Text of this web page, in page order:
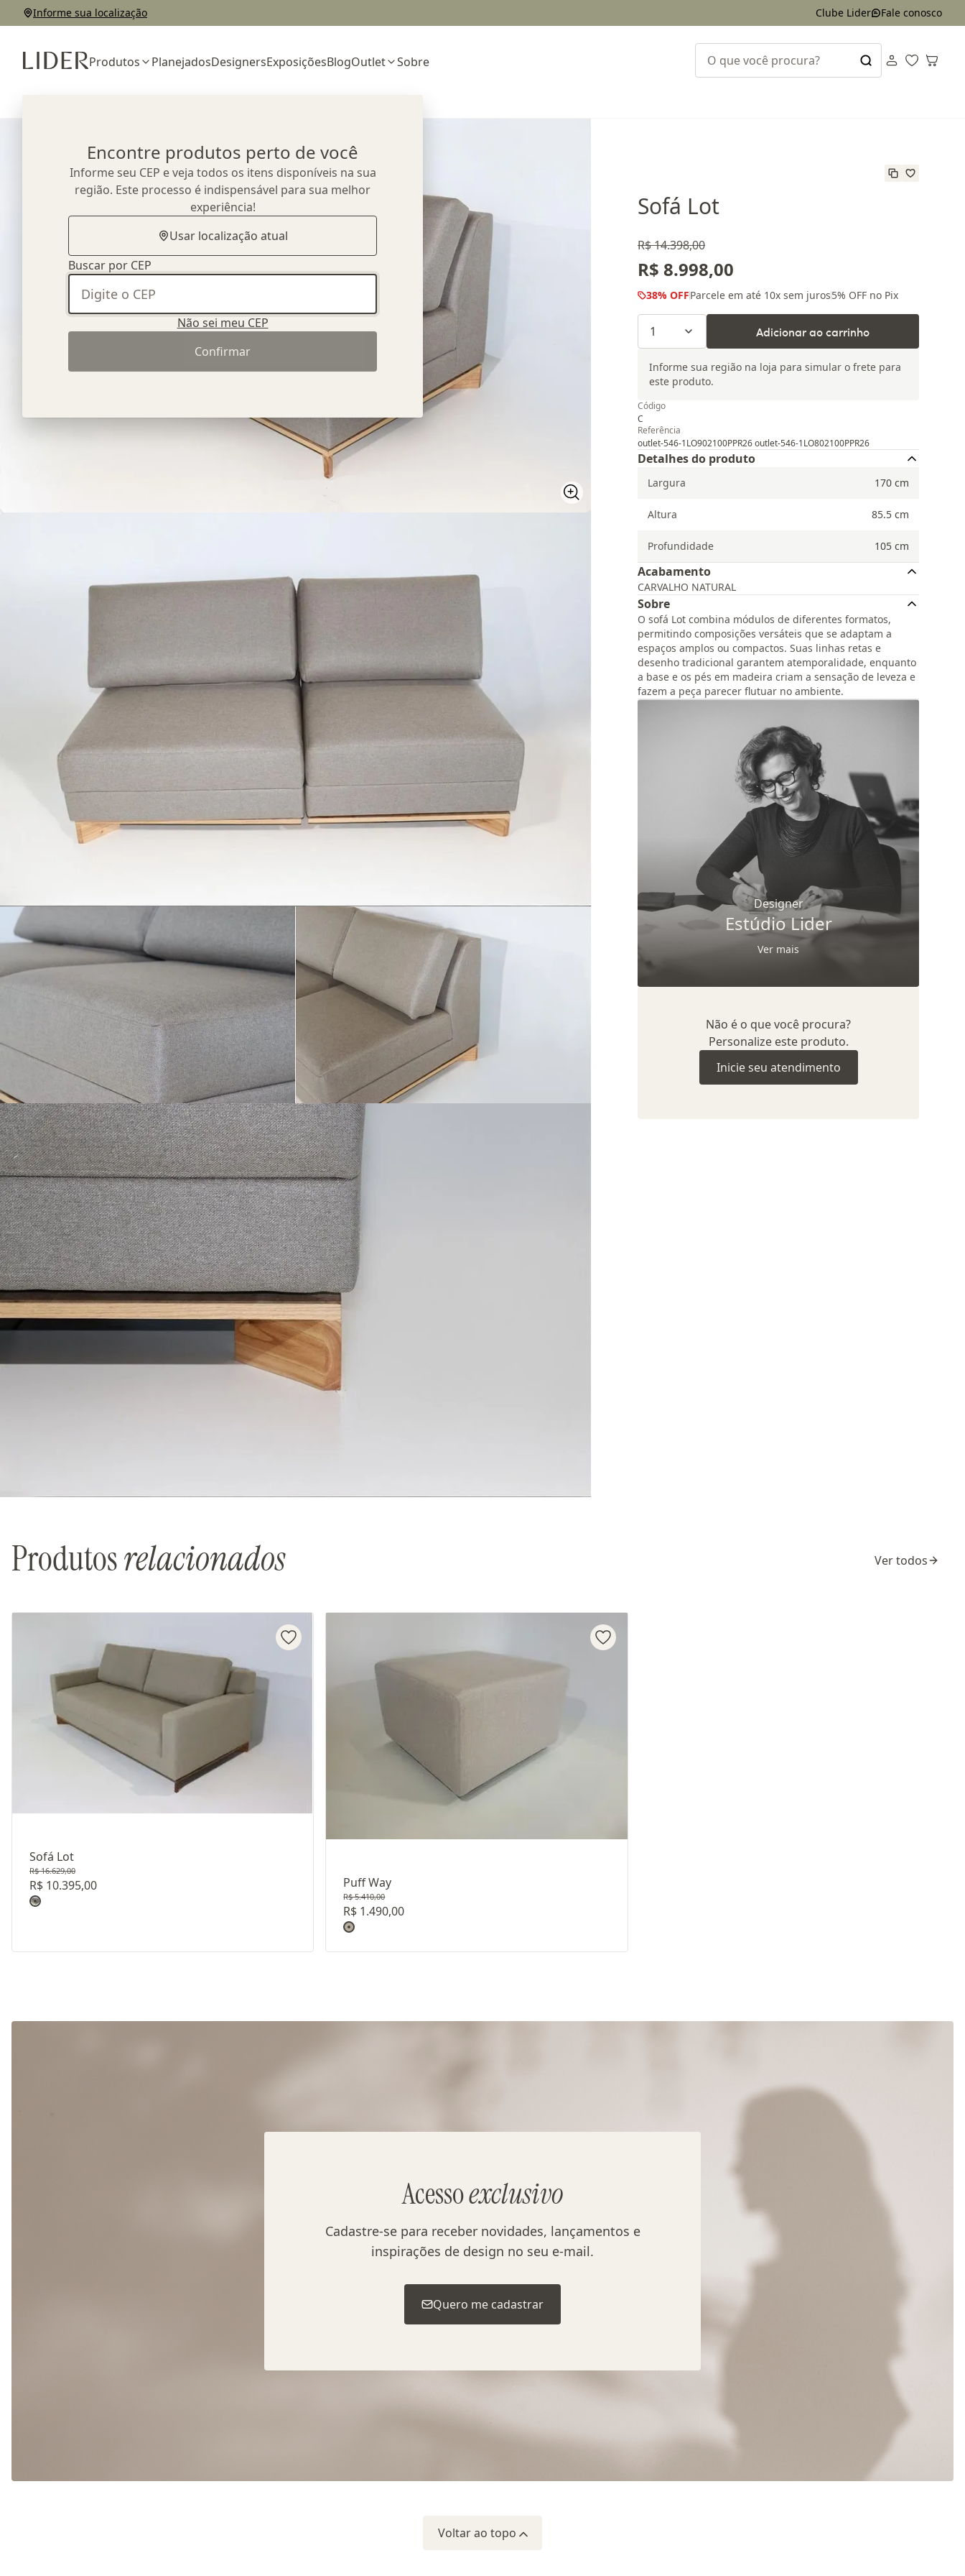
Informe sua localização Clube Lider Fale conosco
Produtos PlanejadosDesignersExposiçõesBlogOutlet Sobre
Encontre produtos perto de você
Informe seu CEP e veja todos os itens disponíveis na sua
região. Este processo é indispensável para sua melhor
experiência!
Usar localização atual
Buscar por CEP
Não sei meu CEP
Confirmar
Sofá Lot
R$ 14.398,00
R$ 8.998,00
38% OFFParcele em até 10x sem juros5% OFF no Pix
1 Adicionar ao carrinho
Informe sua região na loja para simular o frete para
este produto.
Código
C
Referência
outlet-546-1LO902100PPR26 outlet-546-1LO802100PPR26
Detalhes do produto
Largura 170 cm
Altura 85.5 cm
Profundidade 105 cm
Acabamento
CARVALHO NATURAL
Sobre
O sofá Lot combina módulos de diferentes formatos,
permitindo composições versáteis que se adaptam a
espaços amplos ou compactos. Suas linhas retas e
desenho tradicional garantem atemporalidade, enquanto
a base e os pés em madeira criam a sensação de leveza e
fazem a peça parecer flutuar no ambiente.
Designer
Estúdio Lider
Ver mais
Não é o que você procura?
Personalize este produto.
Inicie seu atendimento
Produtos relacionados Ver todos
Sofá Lot
R$ 16.629,00
R$ 10.395,00
Revestimento: TECIDO CHENILLE D22089
Puff Way
R$ 5.410,00
R$ 1.490,00
Revestimento: TECIDO LINHO LISO E22086 - COR DA LINHA DA COSTURA PLATINA (1533)
Acessoexclusivo
Cadastre-se para receber novidades, lançamentos e
inspirações de design no seu e-mail.
Quero me cadastrar
Voltar ao topo